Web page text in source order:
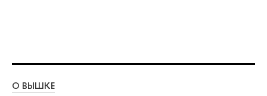
О ВЫШКЕ